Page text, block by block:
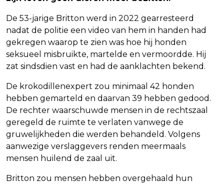
De 53-jarige Britton werd in 2022 gearresteerd
nadat de politie een video van hem in handen had
gekregen waarop te zien was hoe hij honden
seksueel misbruikte, martelde en vermoordde. Hij
zat sindsdien vast en had de aanklachten bekend.
De krokodillenexpert zou minimaal 42 honden
hebben gemarteld en daarvan 39 hebben gedood.
De rechter waarschuwde mensen in de rechtszaal
geregeld de ruimte te verlaten vanwege de
gruwelijkheden die werden behandeld. Volgens
aanwezige verslaggevers renden meermaals
mensen huilend de zaal uit.
Britton zou mensen hebben overgehaald hun